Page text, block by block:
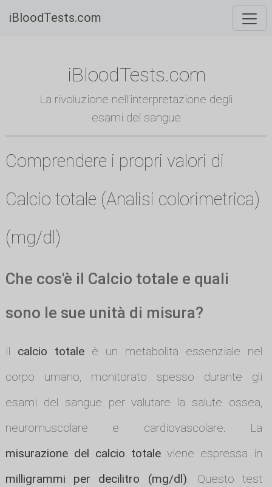
iBloodTests.com
iBloodTests.com
La rivoluzione nell'interpretazione degli
esami del sangue
Comprendere i propri valori di
Calcio totale (Analisi colorimetrica)
(mg/dl)
Che cos'è il Calcio totale e quali
sono le sue unità di misura?
Il calcio totaleè un metabolita essenziale nel
corpo umano, monitorato spesso durante gli
esami del sangue per valutare la salute ossea,
neuromuscolare e cardiovascolare. La
misurazione del calcio totale viene espressa in
milligrammi per decilitro (mg/dl). Questo test